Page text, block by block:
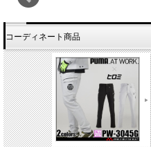
コーディネート商品